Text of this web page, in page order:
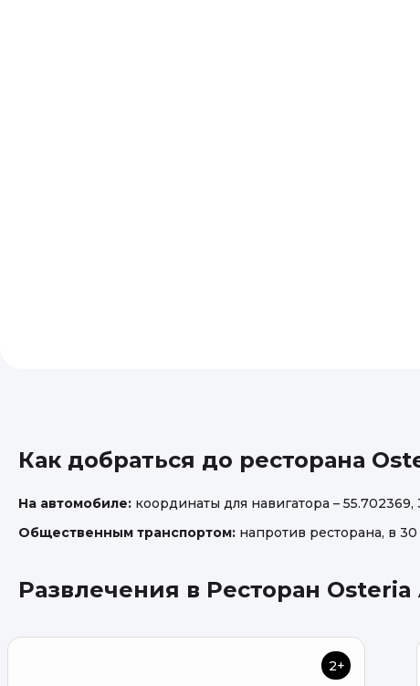
Как добраться до ресторана
На автомобиле: координаты для навигатора – 55.702369,
Общественным транспортом: напротив ресторана, в
Развлечения в Ресторан
2+